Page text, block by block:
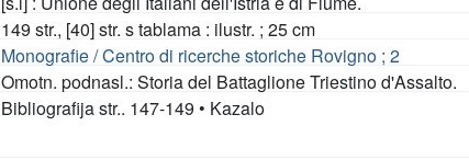
149 str., [40] str. s tablama : ilustr. ; 25 cm
Monografie / Centro di ricerche storiche Rovigno ; 2
Omotn. podnasl.: Storia del Battaglione Triestino d'Assalto.
Bibliografija str.. 147-149 • Kazalo